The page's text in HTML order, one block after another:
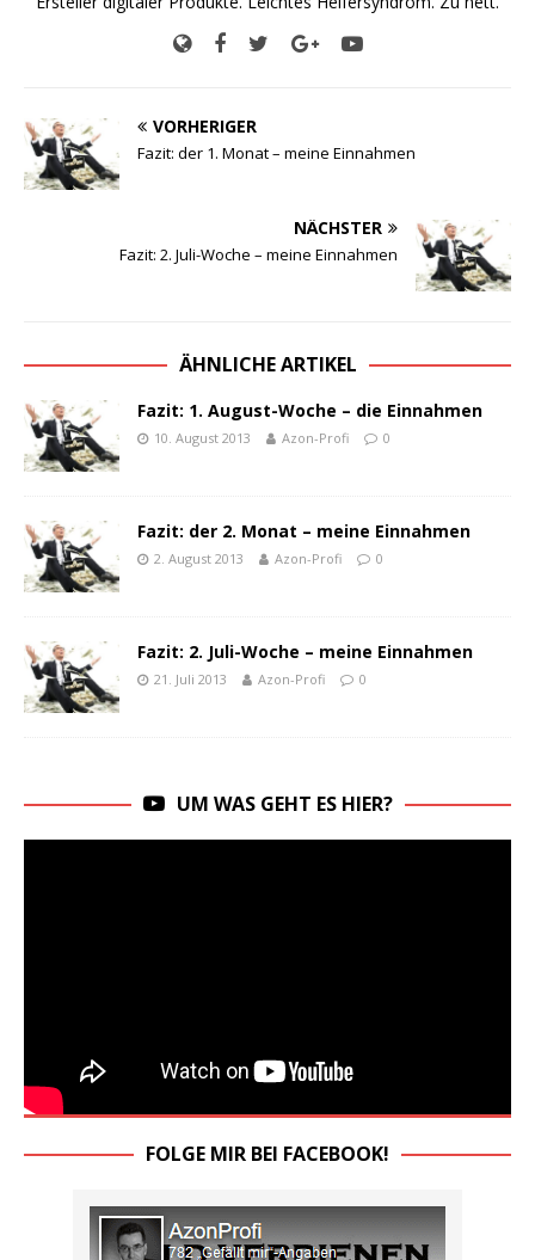
VORHERIGER
Fazit: der 1. Monat – meine Einnahmen
NÄCHSTER
Fazit: 2. Juli-Woche – meine Einnahmen
ÄHNLICHE ARTIKEL
Fazit: 1. August-Woche – die Einnahmen
10. August 2013 Azon-Profi 0
Fazit: der 2. Monat – meine Einnahmen
2. August 2013 Azon-Profi 0
Fazit: 2. Juli-Woche – meine Einnahmen
21. Juli 2013 Azon-Profi 0
UM WAS GEHT ES HIER?
FOLGE MIR BEI FACEBOOK!